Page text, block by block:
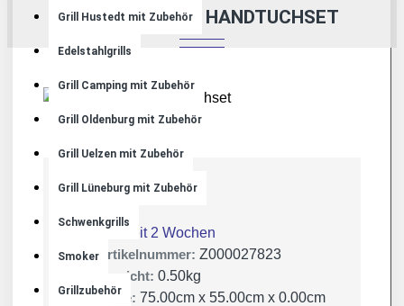
Grill Hustedt mit Zubehör
Edelstahlgrills
Grill Camping mit Zubehör
Grill Oldenburg mit Zubehör
Grill Uelzen mit Zubehör
Grill Lüneburg mit Zubehör
Schwenkgrills
Smoker
Grillzubehör
KÜCHENDIENST HANDTUCHSET
Lieferzeit 2 Wochen
Artikelnummer: Z000027823
Gewicht: 0.50kg
Maße: 75.00cm x 55.00cm x 0.00cm